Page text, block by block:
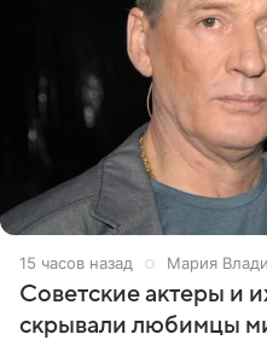
15 часов назад Мария
Советские актеры и
скрывали любимцы